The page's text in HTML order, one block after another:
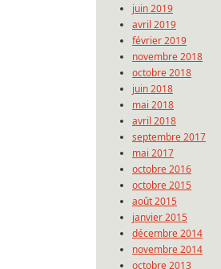
juin 2019
avril 2019
février 2019
novembre 2018
octobre 2018
juin 2018
mai 2018
avril 2018
septembre 2017
mai 2017
octobre 2016
octobre 2015
août 2015
janvier 2015
décembre 2014
novembre 2014
octobre 2013